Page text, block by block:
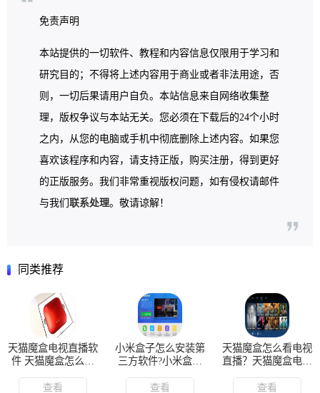
免责声明
本站提供的一切软件、教程和内容信息仅限用于学习和
研究目的；不得将上述内容用于商业或者非法用途，否
则，一切后果请用户自负。本站信息来自网络收集整
理，版权争议与本站无关。您必须在下载后的24个小时
之内，从您的电脑或手机中彻底删除上述内容。如果您
喜欢该程序和内容，请支持正版，购买注册，得到更好
的正版服务。我们非常重视版权问题，如有侵权请邮件
与我们联系处理。敬请谅解！
同类推荐
天猫魔盒电视直播软
件 天猫魔盒怎么看
查看
小米盒子怎么安装第
三方软件?小米盒子
查看
天猫魔盒怎么看电视
直播？天猫魔盒电视
查看